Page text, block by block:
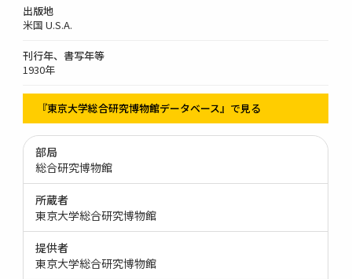
出版地
米国 U.S.A.
刊行年、書写年等
1930年
『東京大学総合研究博物館データベース』で見る
部局
総合研究博物館
所蔵者
東京大学総合研究博物館
提供者
東京大学総合研究博物館